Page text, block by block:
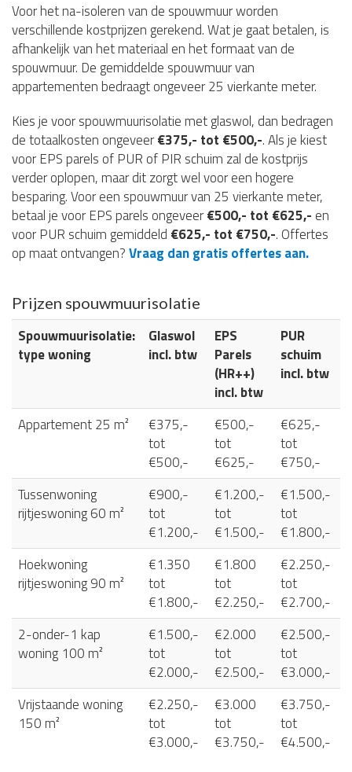
Voor het na-isoleren van de spouwmuur worden
verschillende kostprijzen gerekend. Wat je gaat betalen, is
afhankelijk van het materiaal en het formaat van de
spouwmuur. De gemiddelde spouwmuur van
appartementen bedraagt ongeveer 25 vierkante meter.
Kies je voor spouwmuurisolatie met glaswol, dan bedragen
de totaalkosten ongeveer€375,- tot €500,-. Als je kiest
voor EPS parels of PUR of PIR schuim zal de kostprijs
verder oplopen, maar dit zorgt wel voor een hogere
besparing. Voor een spouwmuur van 25 vierkante meter,
betaal je voor EPS parels ongeveer€500,- tot €625,- en
voor PUR schuim gemiddeld €625,- tot €750,-. Offertes
op maat ontvangen?Vraag dan gratis offertes aan.
Prijzen spouwmuurisolatie
Spouwmuurisolatie:
type woning
Glaswol
incl. btw
EPS
Parels
(HR++)
incl. btw
PUR
schuim
incl. btw
Appartement 25 m²
€375,-
tot
€500,-
€500,-
tot
€625,-
€625,-
tot
€750,-
Tussenwoning
rijtjeswoning 60 m²
€900,-
tot
€1.200,-
€1.200,-
tot
€1.500,-
€1.500,-
tot
€1.800,-
Hoekwoning
rijtjeswoning 90 m²
€1.350
tot
€1.800,-
€1.800
tot
€2.250,-
€2.250,-
tot
€2.700,-
2-onder-1 kap
woning 100 m²
€1.500,-
tot
€2.000,-
€2.000
tot
€2.500,-
€2.500,-
tot
€3.000,-
Vrijstaande woning
150 m²
€2.250,-
tot
€3.000,-
€3.000
tot
€3.750,-
€3.750,-
tot
€4.500,-